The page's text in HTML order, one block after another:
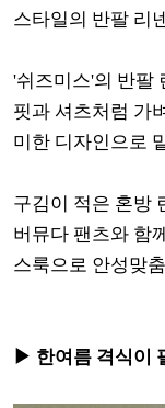
스타일의 반팔 리
'쉬즈미스'의 반팔
핏과 셔츠처럼 가
미한 디자인으로
구김이 적은 혼방
버뮤다 팬츠와 함
스룩으로 안성맞
▶ 한여름 격식이